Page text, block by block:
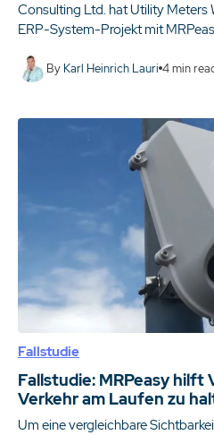
Consulting Ltd. hat Utility Meters
ERP-System-Projekt mit
By Karl Heinrich Lauri 4min
Fallstudie
Fallstudie: MRPeasy hilft
Verkehr am Laufen zu
Um eine vergleichbare